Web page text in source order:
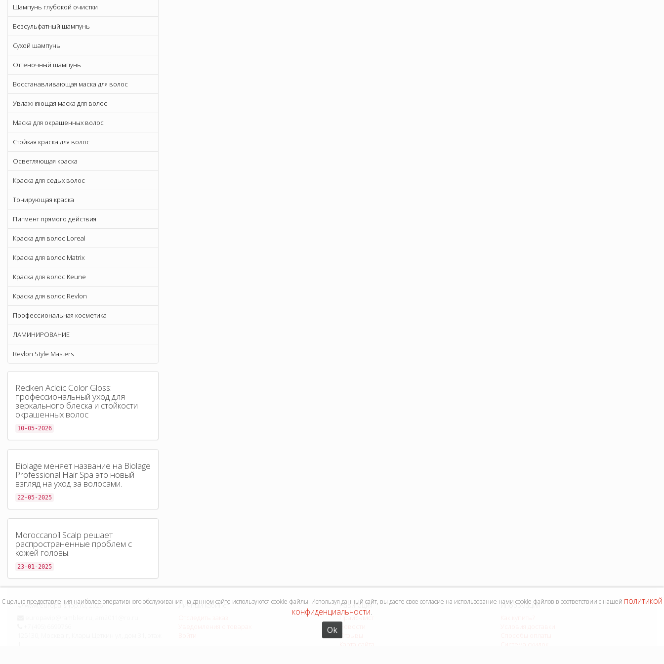
Шампунь глубокой очистки
Безсульфатный шампунь
Сухой шампунь
Оттеночный шампунь
Восстанавливающая маска для волос
Увлажняющая маска для волос
Маска для окрашенных волос
Стойкая краска для волос
Осветляющая краска
Краска для седых волос
Тонирующая краска
Пигмент прямого действия
Краска для волос Loreal
Краска для волос Matrix
Краска для волос Keune
Краска для волос Revlon
Профессиональная косметика
ЛАМИНИРОВАНИЕ
Revlon Style Masters
Redken Acidic Color Gloss:
профессиональный уход для
зеркального блеска и стойкости
окрашенных волос
10-05-2026
Biolage меняет название на Biolage
Professional Hair Spa это новый
взгляд на уход за волосами.
22-05-2025
Moroccanoil Scalp решает
распространенные проблем с
кожей головы.
23-01-2025
©www.europa-shop.ru, 2026
Личный кабинет
Навигация
Прайс-лист
Отзывы
Информация
С целью предоставления наиболее оперативного обслуживания на данном сайте используются cookie-файлы. Используя данный сайт, вы даете свое согласие на использование нами cookie-файлов в соответствии с нашей политикой
конфиденциальности.
Ok